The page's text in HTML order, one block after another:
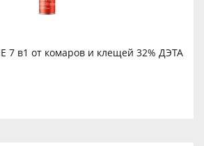
7 в1 от комаров и клещей 32% ДЭТА